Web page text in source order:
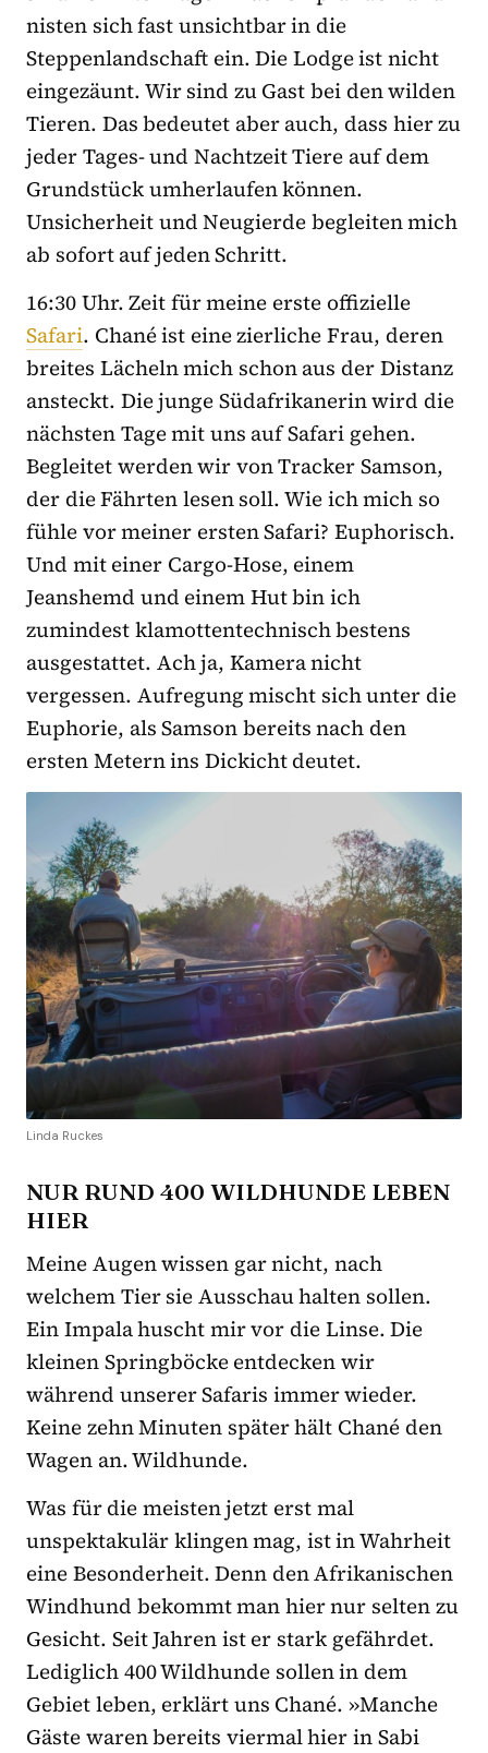
nisten sich fast unsichtbar in die
Steppenlandschaft ein. Die Lodge ist nicht
eingezäunt. Wir sind zu Gast bei den wilden
Tieren. Das bedeutet aber auch, dass hier zu
jeder Tages- und Nachtzeit Tiere auf dem
Grundstück umherlaufen können.
Unsicherheit und Neugierde begleiten mich
ab sofort auf jeden Schritt.
16:30 Uhr. Zeit für meine erste offizielle
Safari. Chané ist eine zierliche Frau, deren
breites Lächeln mich schon aus der Distanz
ansteckt. Die junge Südafrikanerin wird die
nächsten Tage mit uns auf Safari gehen.
Begleitet werden wir von Tracker Samson,
der die Fährten lesen soll. Wie ich mich so
fühle vor meiner ersten Safari? Euphorisch.
Und mit einer Cargo-Hose, einem
Jeanshemd und einem Hut bin ich
zumindest klamottentechnisch bestens
ausgestattet. Ach ja, Kamera nicht
vergessen. Aufregung mischt sich unter die
Euphorie, als Samson bereits nach den
ersten Metern ins Dickicht deutet.
Linda Ruckes
NUR RUND 400 WILDHUNDE LEBEN
HIER
Meine Augen wissen gar nicht, nach
welchem Tier sie Ausschau halten sollen.
Ein Impala huscht mir vor die Linse. Die
kleinen Springböcke entdecken wir
während unserer Safaris immer wieder.
Keine zehn Minuten später hält Chané den
Wagen an. Wildhunde.
Was für die meisten jetzt erst mal
unspektakulär klingen mag, ist in Wahrheit
eine Besonderheit. Denn den Afrikanischen
Windhund bekommt man hier nur selten zu
Gesicht. Seit Jahren ist er stark gefährdet.
Lediglich 400 Wildhunde sollen in dem
Gebiet leben, erklärt uns Chané. »Manche
Gäste waren bereits viermal hier in Sabi